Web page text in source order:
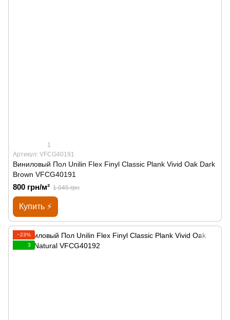
1
Артикул: VFCG40191
Виниловый Пол Unilin Flex Finyl Classic Plank Vivid Oak Dark
Brown VFCG40191
800 грн/м² 1 045 грн
Купить ⚡
−23%
3